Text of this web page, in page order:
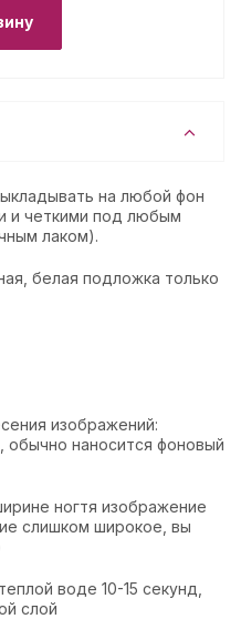
на любой фон
и четкими под любым
лаком).
белая подложка только
изображений:
обычно наносится фоновый
ногтя изображение
слишком широкое, вы
воде 10-15 секунд,
слой